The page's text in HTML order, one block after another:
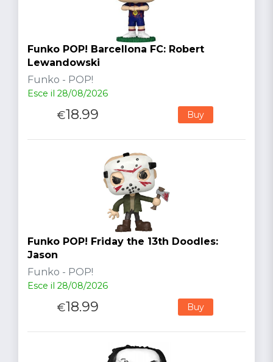
Funko POP! Barcellona FC: Robert
Lewandowski
Funko - POP!
Esce il 28/08/2026
€18.99 Buy
Funko POP! Friday the 13th Doodles:
Jason
Funko - POP!
Esce il 28/08/2026
€18.99 Buy